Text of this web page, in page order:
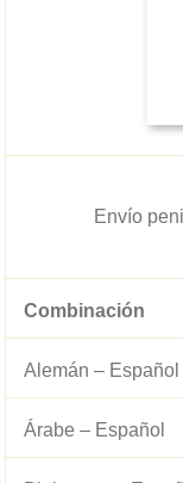
Envío
Combinación
Alemán – Español
Árabe – Español